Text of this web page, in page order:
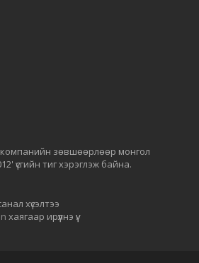
зөвшөөрлөөр монгол
үсгийн тиг хэрэглэж байна.
хүсэлтээ
хаягаар ирүүлнэ үү.